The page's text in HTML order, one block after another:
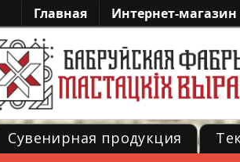
Главная Интернет-магазин
Сувенирная продукция